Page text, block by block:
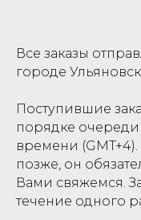
Все заказы
городе
Поступившие
порядке очереди
времени
позже, он
Вами свяжемся.
течение одного